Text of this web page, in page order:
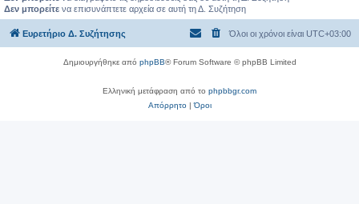
Δεν μπορείτε να επισυνάπτετε αρχεία σε αυτή τη Δ. Συζήτηση
Ευρετήριο Δ. Συζήτησης Όλοι οι χρόνοι είναι UTC+03:00
Δημιουργήθηκε από phpBB® Forum Software © phpBB Limited
Ελληνική μετάφραση από το phpbbgr.com
Απόρρητο|Όροι